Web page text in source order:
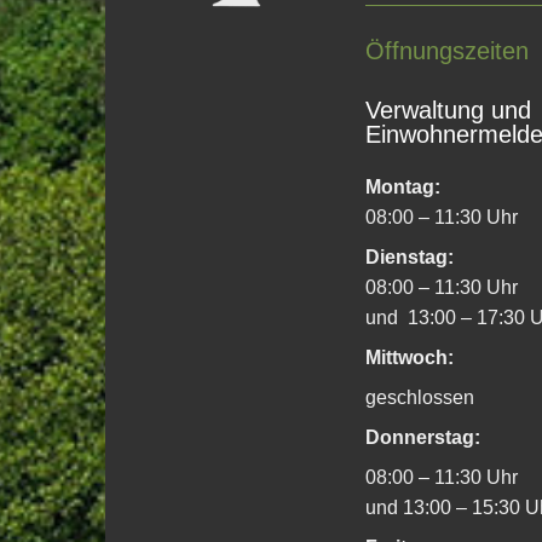
Die in öffentlicher Sitzung gefassten
" und durch
Die Einsicht in die Niederschriften über
Sie mit uns in Kontakt wenn Sie Einsicht
Öffnungszeiten
Verwaltung und
Montag:
08:00 – 11:30 Uhr
Dienstag:
08:00 – 11:30 Uhr
und 13:00 – 17:30
Mittwoch:
geschlossen
Donnerstag:
08:00 – 11:30 Uhr
und 13:00 – 15:30